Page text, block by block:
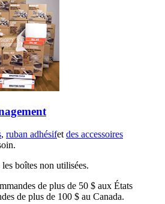
, ruban adhésifet des accessoires
boîtes non utilisées.
de plus de 50 $ aux États
de plus de 100 $ au Canada.